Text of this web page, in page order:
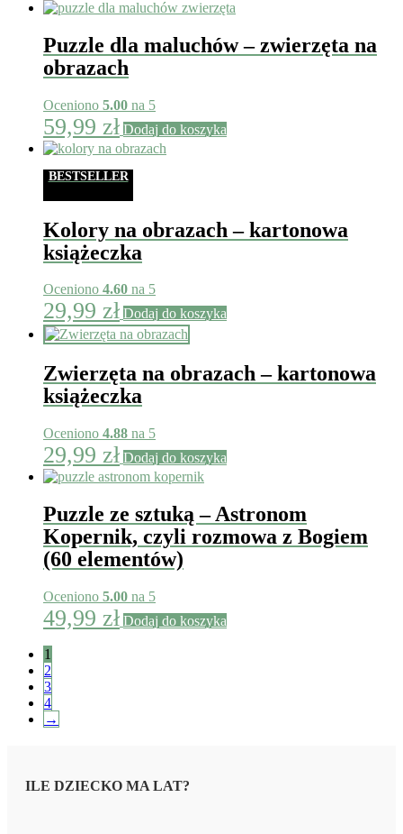
Puzzle dla maluchów – zwierzęta na
obrazach
Oceniono 5.00 na 5
59,99 zł Dodaj do koszyka
BESTSELLER
Kolory na obrazach – kartonowa
książeczka
Oceniono 4.60 na 5
29,99 zł Dodaj do koszyka
Zwierzęta na obrazach – kartonowa
książeczka
Oceniono 4.88 na 5
29,99 zł Dodaj do koszyka
Puzzle ze sztuką – Astronom
Kopernik, czyli rozmowa z Bogiem
(60 elementów)
Oceniono 5.00 na 5
49,99 zł Dodaj do koszyka
1
2
3
4
→
ILE DZIECKO MA LAT?